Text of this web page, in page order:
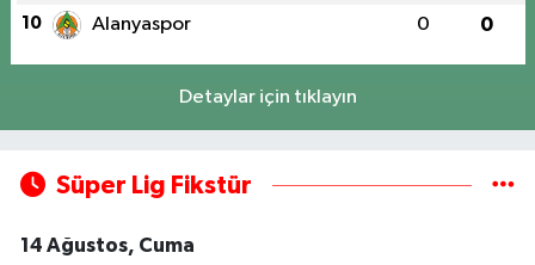
10 Alanyaspor 0 0
Detaylar için tıklayın
Süper Lig Fikstür
14 Ağustos, Cuma